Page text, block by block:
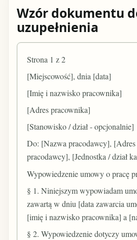
Wzór dokumentu
uzupełnienia
Strona 1 z 2
[Miejscowość], dnia [data]
[Imię i nazwisko pracownika]
[Adres pracownika]
[Stanowisko / dział - opcjonalnie]
Do: [Nazwa pracodawcy],
pracodawcy], [Jednostka / dział
Wypowiedzenie umowy o pracę
§ 1. Niniejszym wypowiadam
zawartą w dniu [data zawarcia
[imię i nazwisko pracownika] a
§ 2. Wypowiedzenie dotyczy